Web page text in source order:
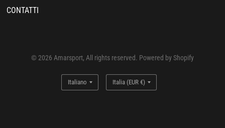
CONTATTI
© 2026 Amarsport, All rights reserved. Powered by Shopify
Aggiorna
paese/area
Aggiorna
paese/area